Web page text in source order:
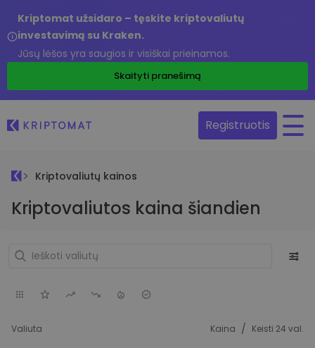
Kriptomat užsidaro – tęskite kriptovaliutų
investavimą su Kraken.
Jūsų lėšos yra saugios ir visiškai prieinamos.
Skaityti pranešimą
Registruotis
Kriptovaliutų kainos
Kriptovaliutos kaina šiandien
Valiuta Kaina / Keisti 24 val.